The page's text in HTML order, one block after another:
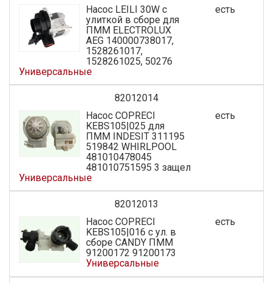
Насос LEILI 30W с
улиткой в сборе для
ПММ ELECTROLUX
AEG 140000738017,
1528261017,
1528261025, 50276
Универсальные
есть
82012014
Насос COPRECI
KEBS105|025 для
ПММ INDESIT 311195
519842 WHIRLPOOL
481010478045
481010751595 3 защел
Универсальные
есть
82012013
Насос COPRECI
KEBS105|016 с ул. в
сборе CANDY ПММ
91200172 91200173
Универсальные
есть